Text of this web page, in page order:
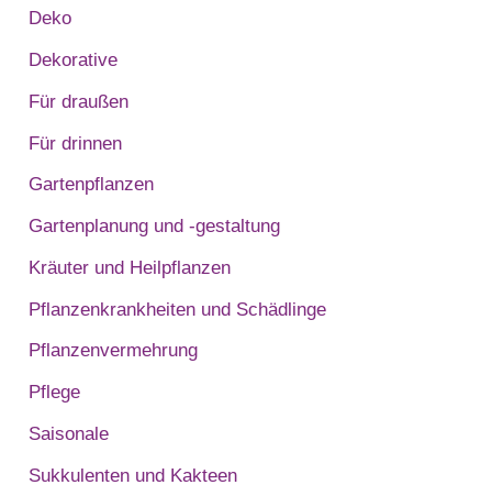
Deko
Dekorative
Für draußen
Für drinnen
Gartenpflanzen
Gartenplanung und -gestaltung
Kräuter und Heilpflanzen
Pflanzenkrankheiten und Schädlinge
Pflanzenvermehrung
Pflege
Saisonale
Sukkulenten und Kakteen